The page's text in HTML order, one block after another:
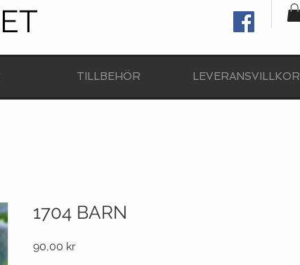
TILLBEHÖR LEVERANSVILLKOR
1704 BARN
90,00 krPris